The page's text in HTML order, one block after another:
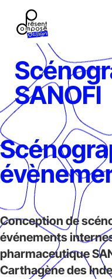
SANOFI
Conception de
événements
pharmaceutique
Carthagène des